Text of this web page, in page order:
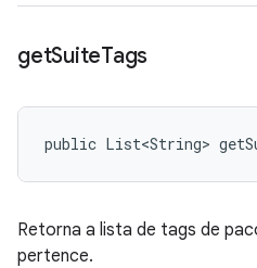
getSuiteTags
public List<String>
Retorna a lista de tags de
pertence.